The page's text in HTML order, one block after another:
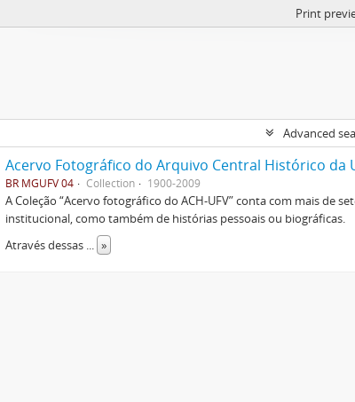
Print
Advanced
Acervo Fotográfico do Arquivo Central Histórico da
BR MGUFV 04 Collection 1900-2009
A Coleção “Acervo fotográfico do ACH-UFV” conta com mais de
institucional, como também de histórias pessoais ou biográficas.
Através dessas ... »